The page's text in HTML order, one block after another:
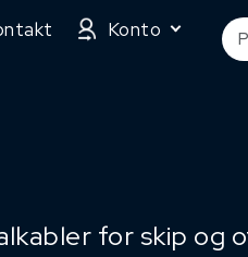
Konto
for skip og